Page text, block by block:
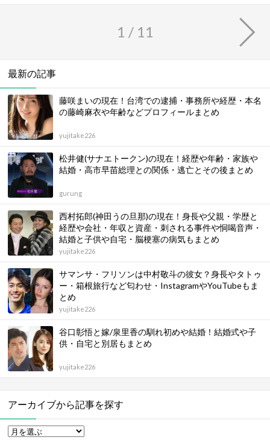
1 / 11
最新の記事
藤咲まいの現在！台湾での逮捕・事務所や経歴・本名
の藤崎麻衣や年齢などプロフィールまとめ
yujitake226
松井健(サナエトークン)の現在！経歴や年齢・家族や
結婚・高市早苗総理との関係・逃亡とその後まとめ
gurung
西村拓郎(神田うの旦那)の現在！身長や父親・学歴と
経歴や会社・年収と資産・刺される事件や恫喝音声・
結婚と子供や自宅・脳梗塞の病気もまとめ
yujitake226
サマンサ・フリソンは中村敬斗の彼女？身長やタトゥ
ー・箱根旅行など匂わせ・InstagramやYouTubeもま
とめ
yujitake226
谷口彰悟と嫁/泉里香の馴れ初めや結婚！結婚式や子
供・自宅と別居もまとめ
yujitake226
アーカイブから記事を探す